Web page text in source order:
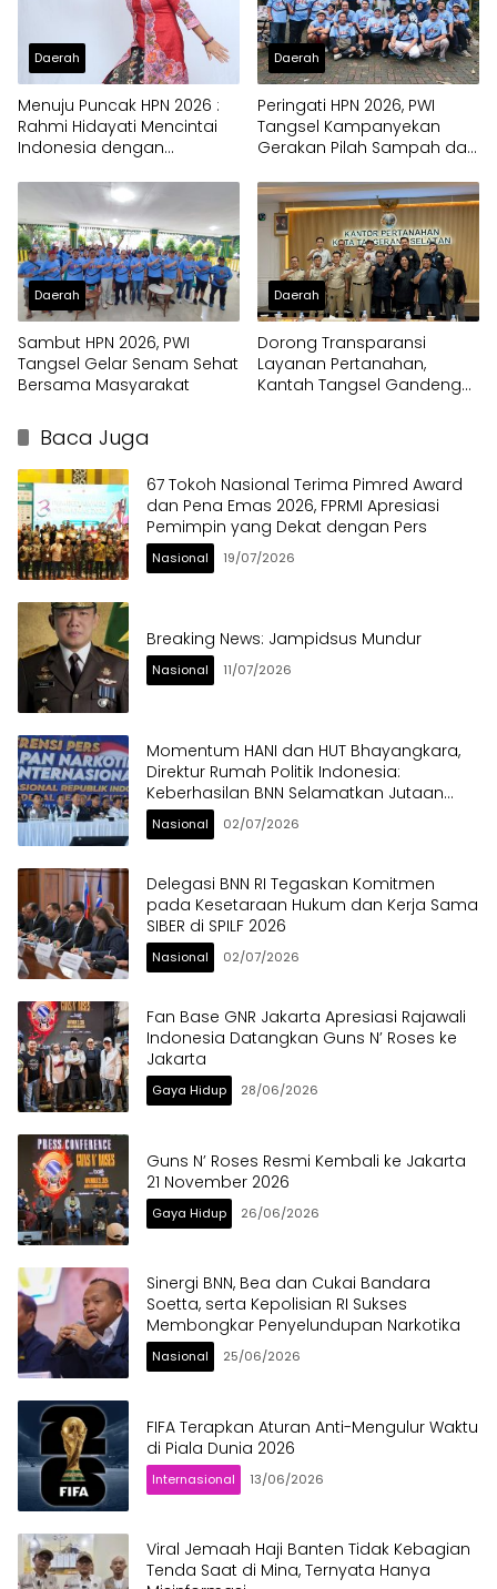
Daerah
Menuju Puncak HPN 2026 :
Rahmi Hidayati Mencintai
Indonesia dengan
Daerah
Peringati HPN 2026, PWI
Tangsel Kampanyekan
Gerakan Pilah Sampah dari
Daerah
Sambut HPN 2026, PWI
Tangsel Gelar Senam Sehat
Bersama Masyarakat
Daerah
Dorong Transparansi
Layanan Pertanahan,
Kantah Tangsel Gandeng
Baca Juga
67 Tokoh Nasional Terima Pimred Award
dan Pena Emas 2026, FPRMI Apresiasi
Pemimpin yang Dekat dengan Pers
Nasional 19/07/2026
Breaking News: Jampidsus Mundur
Nasional 11/07/2026
Momentum HANI dan HUT Bhayangkara,
Direktur Rumah Politik Indonesia:
Keberhasilan BNN Selamatkan Jutaan
Anak Bangsa dari Ancaman Narkoba
Nasional 02/07/2026
Delegasi BNN RI Tegaskan Komitmen
pada Kesetaraan Hukum dan Kerja Sama
SIBER di SPILF 2026
Nasional 02/07/2026
Fan Base GNR Jakarta Apresiasi Rajawali
Indonesia Datangkan Guns N’ Roses ke
Jakarta
Gaya Hidup 28/06/2026
Guns N’ Roses Resmi Kembali ke Jakarta
21 November 2026
Gaya Hidup 26/06/2026
Sinergi BNN, Bea dan Cukai Bandara
Soetta, serta Kepolisian RI Sukses
Membongkar Penyelundupan Narkotika
Nasional 25/06/2026
FIFA Terapkan Aturan Anti-Mengulur Waktu
di Piala Dunia 2026
Internasional 13/06/2026
Viral Jemaah Haji Banten Tidak Kebagian
Tenda Saat di Mina, Ternyata Hanya